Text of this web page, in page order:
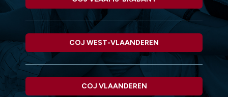
COJ WEST-VLAANDEREN
COJ VLAANDEREN